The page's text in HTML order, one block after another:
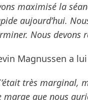
maximisé la
aujourd’hui.
Nous devons
Magnussen a
très marginal,
marge que nous